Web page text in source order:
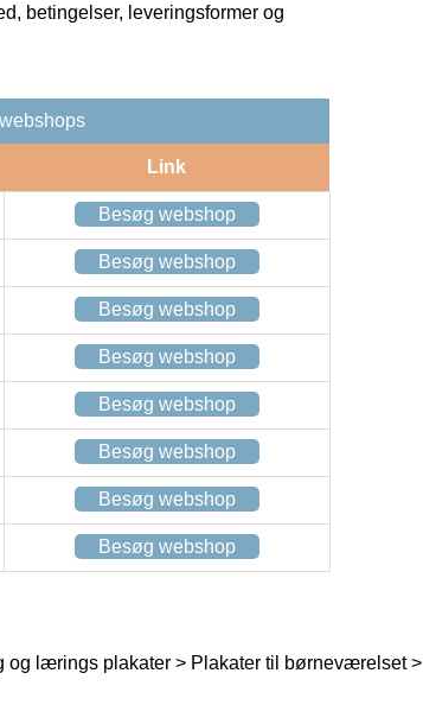
betingelser, leveringsformer og
Link
Besøg webshop
Besøg webshop
Besøg webshop
Besøg webshop
Besøg webshop
Besøg webshop
Besøg webshop
Besøg webshop
og lærings plakater > Plakater til børneværelset >